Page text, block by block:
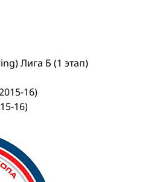
Лига Б (1 этап)
16)